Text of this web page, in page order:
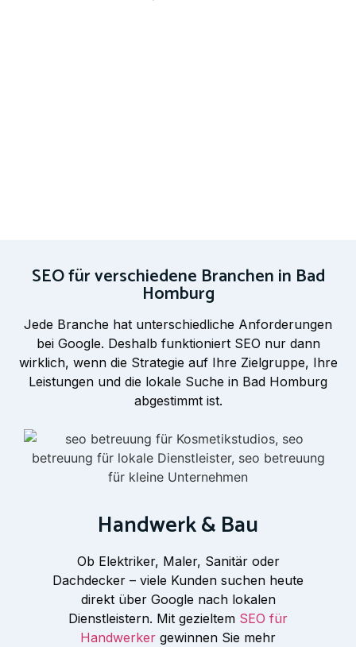
SEO für verschiedene Branchen in Bad
Homburg
Jede Branche hat unterschiedliche Anforderungen
bei Google. Deshalb funktioniert SEO nur dann
wirklich, wenn die Strategie auf Ihre Zielgruppe, Ihre
Leistungen und die lokale Suche in Bad Homburg
abgestimmt ist.
Handwerk & Bau
Ob Elektriker, Maler, Sanitär oder
Dachdecker – viele Kunden suchen heute
direkt über Google nach lokalen
Dienstleistern. Mit gezieltem SEO für
Handwerker gewinnen Sie mehr